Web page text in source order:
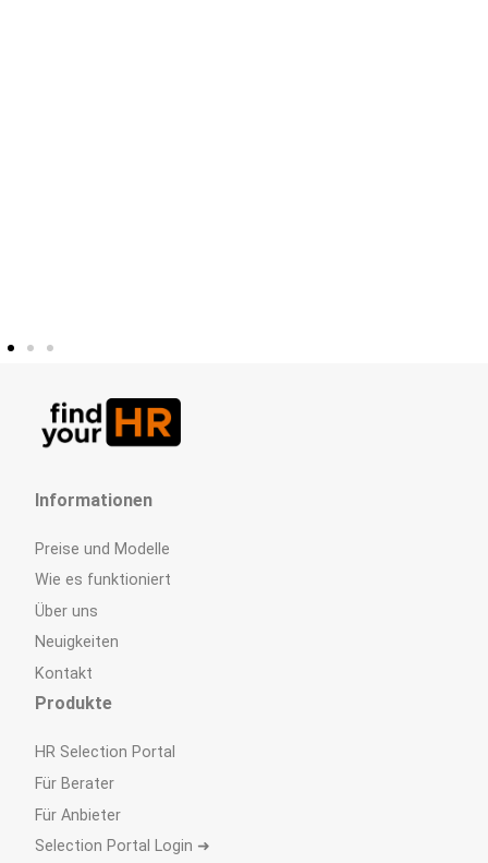
Informationen
Preise und Modelle
Wie es funktioniert
Über uns
Neuigkeiten
Kontakt
Produkte
HR Selection Portal
Für Berater
Für Anbieter
Selection Portal Login ➜